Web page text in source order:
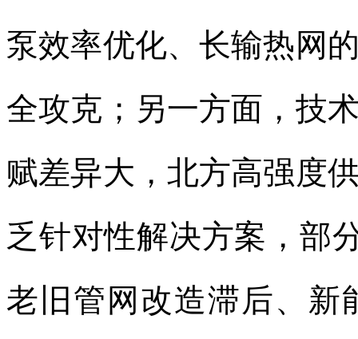
泵效率优化、长输热网
全攻克；另一方面，技
赋差异大，北方高强度
乏针对性解决方案，部
老旧管网改造滞后、新